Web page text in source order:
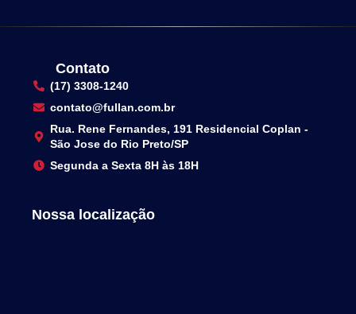
Contato
(17) 3308-1240
contato@fullan.com.br
Rua. Rene Fernandes, 191 Residencial Coplan -
São Jose do Rio Preto/SP
Segunda a Sexta 8H às 18H
Nossa localização